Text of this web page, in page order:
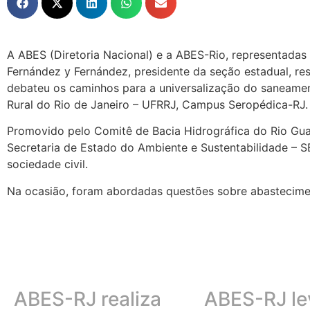
A ABES (Diretoria Nacional) e a ABES-Rio,
Fernández y Fernández, presidente da seção estadual,
debateu os caminhos para a universalização do
Rural do Rio de Janeiro – UFRRJ, Campus Seropédica-RJ.
Promovido pelo Comitê de Bacia Hidrográfica do Rio
Secretaria de Estado do Ambiente e Sustentabilidade –
sociedade civil.
Na ocasião, foram abordadas questões sobre
ABES-RJ realiza ABES-RJ